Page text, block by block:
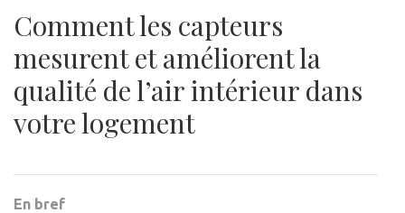
Comment les capteurs
mesurent et améliorent la
qualité de l’air intérieur dans
votre logement
En bref